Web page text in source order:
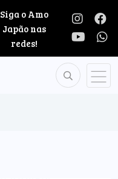
Siga o Amo
Japão nas
redes!